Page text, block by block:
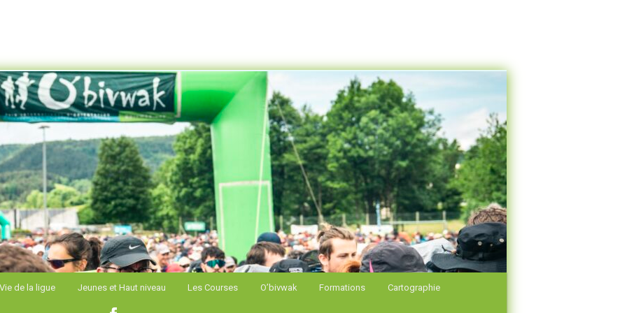
Alpes de Course d'Orientation
Vie de la ligue Jeunes et Haut niveau Les Courses O’bivwak Formations Cartographie